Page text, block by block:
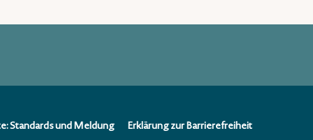
Standards und Meldung Erklärung zur Barrierefreiheit